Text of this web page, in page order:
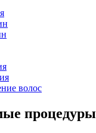
волос
процедуры